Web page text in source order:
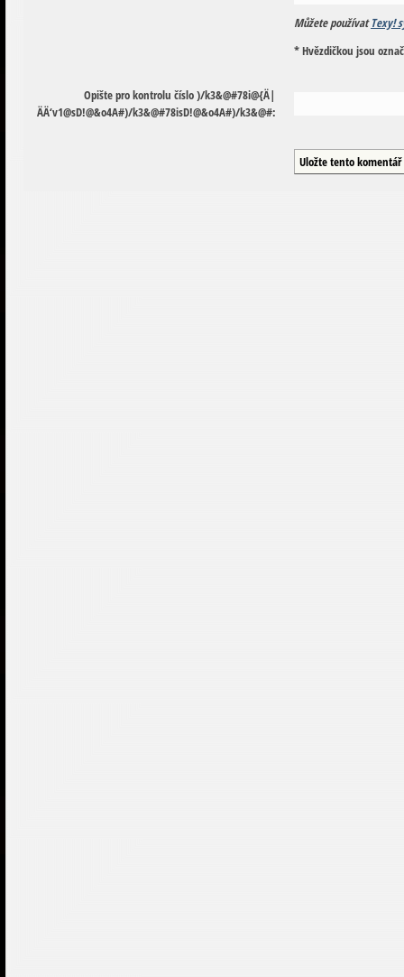
Můžete používatTexy!
* Hvězdičkou jsou
Opište pro kontrolu číslo)/k3&@#78i@{Ä|
ÄÄ‘v1@sD!@&o4A#)/k3&@#78isD!@&o4A#)/k3&@#: